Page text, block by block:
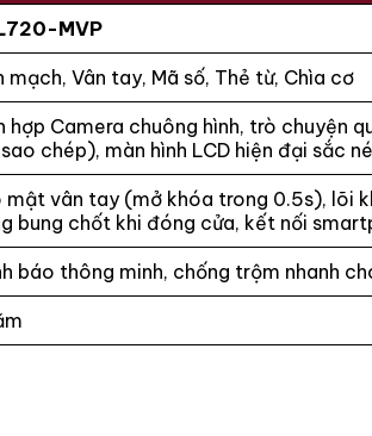
MVP
mạch, Vân tay, Mã số, Thẻ từ, Chìa cơ
hợp Camera chuông hình, trò chuyện
chép), màn hình LCD hiện đại sắc
mật vân tay (mở khóa trong 0.5s), lõi
bung chốt khi đóng cửa, kết nối
báo thông minh, chống trộm nhanh